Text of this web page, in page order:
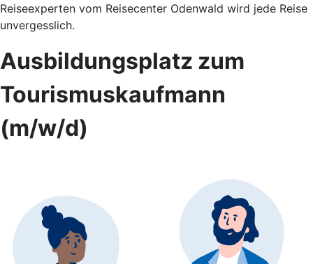
Reiseexperten vom Reisecenter Odenwald wird jede Reise
unvergesslich.
Ausbildungsplatz zum
Tourismuskaufmann
(m/w/d)